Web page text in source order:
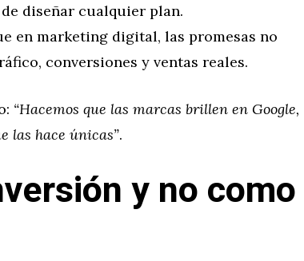
diseñar cualquier plan.
en marketing digital, las promesas no
conversiones y ventas reales.
“Hacemos que las marcas brillen en Google,
las hace únicas”.
y no como